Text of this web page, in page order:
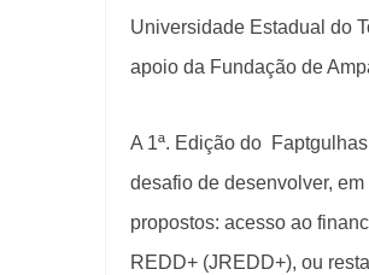
Universidade Estadual do
apoio da Fundação de
A 1ª. Edição do
desafio de desenvolver,
propostos: acesso ao
REDD+ (JREDD+), ou